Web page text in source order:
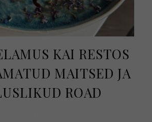
KAI RESTOS
MAITSED JA
ROAD